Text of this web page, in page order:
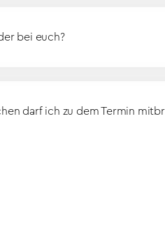
bei euch?
darf ich zu dem Termin